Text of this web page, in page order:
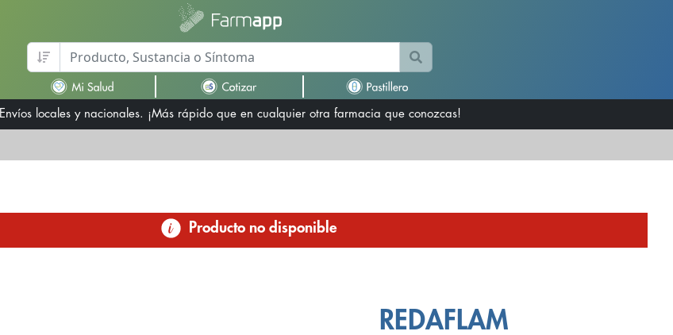
Envíos locales y nacionales. ¡Más rápido que en cualquier otra farmacia que conozcas!
Producto no disponible
REDAFLAM